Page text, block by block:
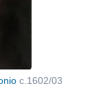
c.1602/03